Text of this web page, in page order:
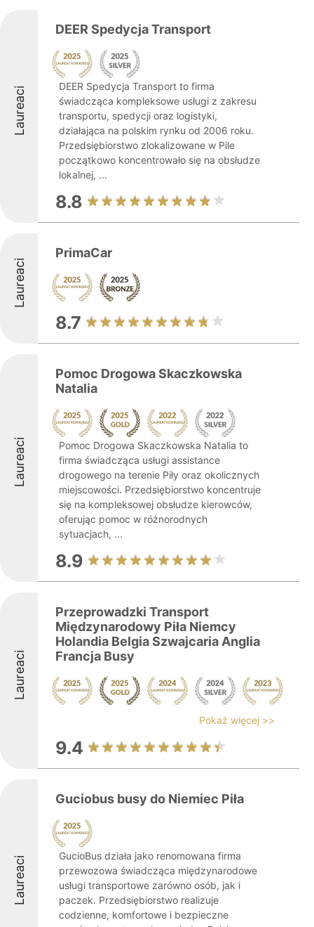
Laureaci
DEER Spedycja Transport
DEER Spedycja Transport to firma
świadcząca kompleksowe usługi z zakresu
transportu, spedycji oraz logistyki,
działająca na polskim rynku od 2006 roku.
Przedsiębiorstwo zlokalizowane w Pile
początkowo koncentrowało się na obsłudze
lokalnej, ...
8.8
Laureaci
PrimaCar
8.7
Laureaci
Pomoc Drogowa Skaczkowska
Natalia
Pomoc Drogowa Skaczkowska Natalia to
firma świadcząca usługi assistance
drogowego na terenie Piły oraz okolicznych
miejscowości. Przedsiębiorstwo koncentruje
się na kompleksowej obsłudze kierowców,
oferując pomoc w różnorodnych
sytuacjach, ...
8.9
Laureaci
Przeprowadzki Transport
Międzynarodowy Piła Niemcy
Holandia Belgia Szwajcaria Anglia
Francja Busy
Pokaż więcej >>
9.4
Laureaci
Guciobus busy do Niemiec Piła
GucioBus działa jako renomowana firma
przewozowa świadcząca międzynarodowe
usługi transportowe zarówno osób, jak i
paczek. Przedsiębiorstwo realizuje
codzienne, komfortowe i bezpieczne